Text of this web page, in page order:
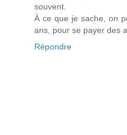
souvent.
À ce que je sache, on
ans, pour se payer des
Répondre